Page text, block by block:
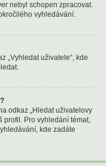
nebyl schopen zpracovat.
vyhledávání.
„Vyhledat uživatele“, kde
odkaz „Hledat uživatelovy
profil. Pro vyhledání témat,
kde zadáte